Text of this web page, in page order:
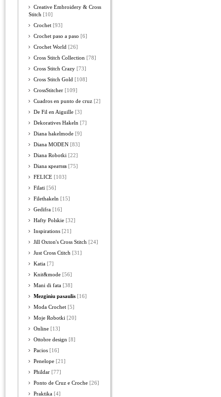
Creative Embroidery & Cross
Stitch [10]
Crochet [93]
Crochet paso a paso [6]
Crochet World [26]
Cross Stitch Collection [78]
Cross Stitch Crazy [73]
Cross Stitch Gold [108]
CrossStitcher [109]
Cuadros en punto de cruz [2]
De Fil en Aiguille [3]
Dekoratives Hakeln [7]
Diana hakelmode [9]
Diana MODEN [83]
Diana Robotki [22]
Diana креатив [75]
FELICE [103]
Filati [56]
Filethakeln [15]
Gedifra [16]
Hafty Polskie [32]
Inspirations [21]
Jill Oxton's Cross Stitch [24]
Just Cross Ctitch [31]
Katia [7]
Knit&mode [56]
Mani di fata [38]
Mezginiu pasaulis [16]
Moda Crochet [5]
Moje Robotki [20]
Online [13]
Ottobre design [8]
Pacios [16]
Penelope [21]
Phildar [77]
Ponto de Cruz e Croche [26]
Praktika [4]